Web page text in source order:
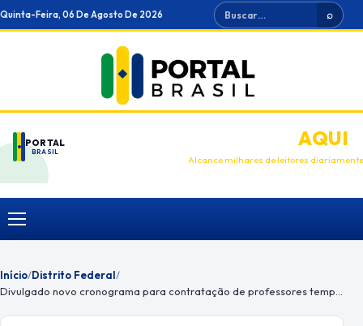
Ir
para
Quinta-Feira, 06 De Agosto De 2026 Buscar ⌕
PORTAL
BRASIL
ANUNCIEAQUI
Alcance milhares de leitores diariamente
Menu
Início/Distrito Federal/